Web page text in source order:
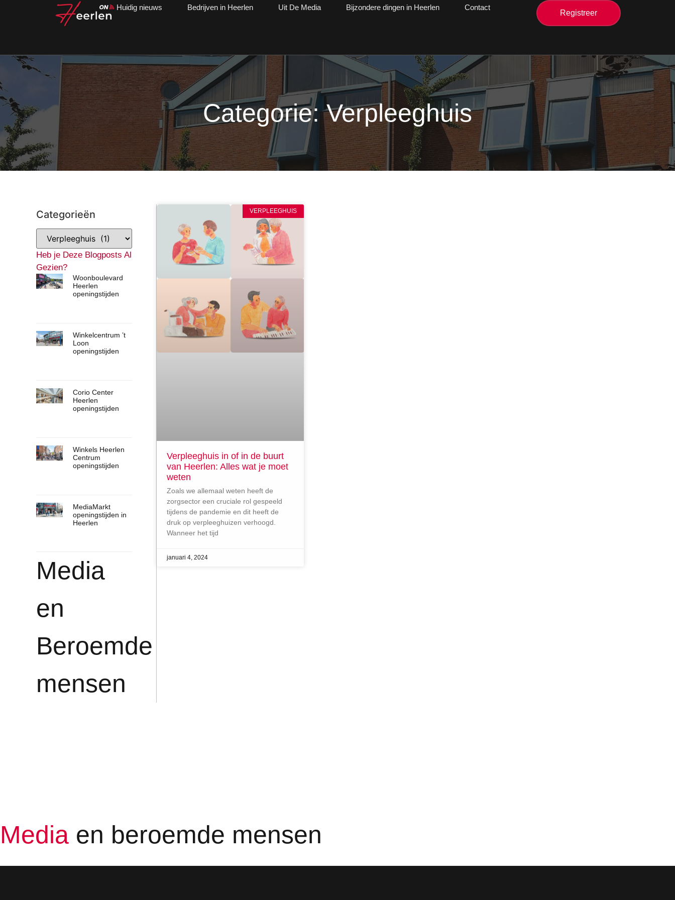
Huidig nieuws Bedrijven in Heerlen Uit De Media Bijzondere dingen in Heerlen Contact
Registreer
Categorie: Verpleeghuis
Categorieën
Heb je Deze Blogposts Al
Gezien?
Woonboulevard
Heerlen
openingstijden
Winkelcentrum ’t
Loon
openingstijden
Corio Center
Heerlen
openingstijden
Winkels Heerlen
Centrum
openingstijden
MediaMarkt
openingstijden in
Heerlen
Media
en
Beroemde
mensen
VERPLEEGHUIS
Verpleeghuis in of in de buurt
van Heerlen: Alles wat je moet
weten
Zoals we allemaal weten heeft de
zorgsector een cruciale rol gespeeld
tijdens de pandemie en dit heeft de
druk op verpleeghuizen verhoogd.
Wanneer het tijd
januari 4, 2024
Media en beroemde mensen